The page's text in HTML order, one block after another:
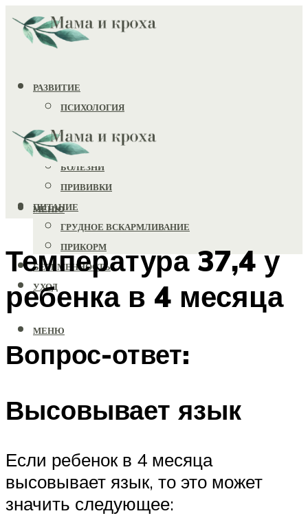
РАЗВИТИЕ
ПСИХОЛОГИЯ
ИГРУШКИ
ЗДОРОВЬЕ
БОЛЕЗНИ
ПРИВИВКИ
ПИТАНИЕ
ГРУДНОЕ ВСКАРМЛИВАНИЕ
ПРИКОРМ
БЕРЕМЕННОСТЬ
УХОД
МЕНЮ
МЕНЮ
Температура 37,4 у
ребенка в 4 месяца
Вопрос-ответ:
Высовывает язык
Если ребенок в 4 месяца
высовывает язык, то это может
значить следующее: